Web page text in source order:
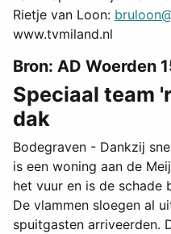
Rietje van Loon:
www.tvmiland.nl
Bron: AD Woerden
Speciaal team
dak
Bodegraven - Dankzij
is een woning aan de
het vuur en is de schade
De vlammen sloegen al
spuitgasten arriveerden.